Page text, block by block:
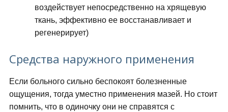
воздействует непосредственно на хрящевую
ткань, эффективно ее восстанавливает и
регенерирует)
Средства наружного применения
Если больного сильно беспокоят болезненные
ощущения, тогда уместно применения мазей. Но стоит
помнить, что в одиночку они не справятся с